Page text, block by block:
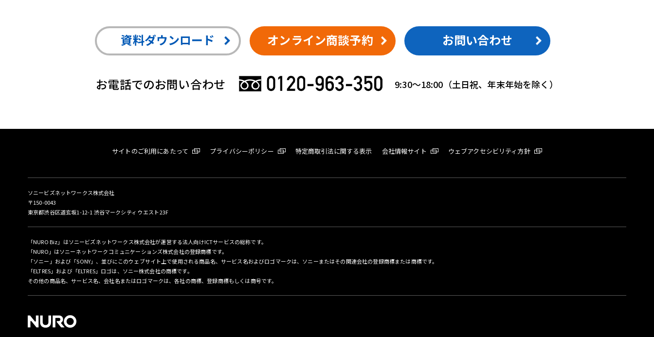
資料ダウンロード オンライン商談予約 お問い合わせ
お電話でのお問い合わせ 9:30〜18:00（土日祝、年末年始を除く）
サイトのご利用にあたって プライバシーポリシー 特定商取引法に関する表示 会社情報サイト ウェブアクセシビリティ方針
ソニービズネットワークス株式会社
〒150-0043
東京都渋谷区道玄坂1-12-1 渋谷マークシティ ウエスト23F
「NURO Biz」はソニービズネットワークス株式会社が運営する法人向けICTサービスの総称です。
「NURO」はソニーネットワークコミュニケーションズ株式会社の登録商標です。
「ソニー」および「SONY」、並びにこのウェブサイト上で使用される商品名、サービス名およびロゴマークは、ソニーまたはその関連会社の登録商標または商標です。
「ELTRES」および「ELTRES」ロゴは、ソニー株式会社の商標です。
その他の商品名、サービス名、会社名またはロゴマークは、各社の商標、登録商標もしくは商号です。